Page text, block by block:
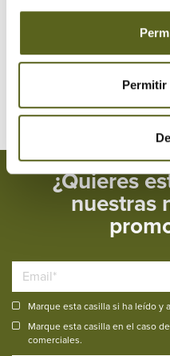
Permitir
2016
¿Quieres
nuestras
Marque esta casilla si ha leído y
Marque esta casilla en el caso
comerciales.